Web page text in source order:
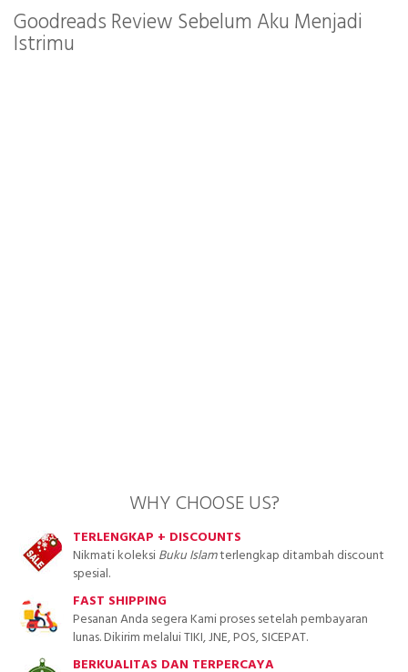
Goodreads Review Sebelum Aku Menjadi
Istrimu
WHY CHOOSE US?
TERLENGKAP + DISCOUNTS
Nikmati koleksiBuku Islamterlengkap ditambah discount
spesial.
FAST SHIPPING
Pesanan Anda segera Kami proses setelah pembayaran
lunas. Dikirim melalui TIKI, JNE, POS, SICEPAT.
BERKUALITAS DAN TERPERCAYA